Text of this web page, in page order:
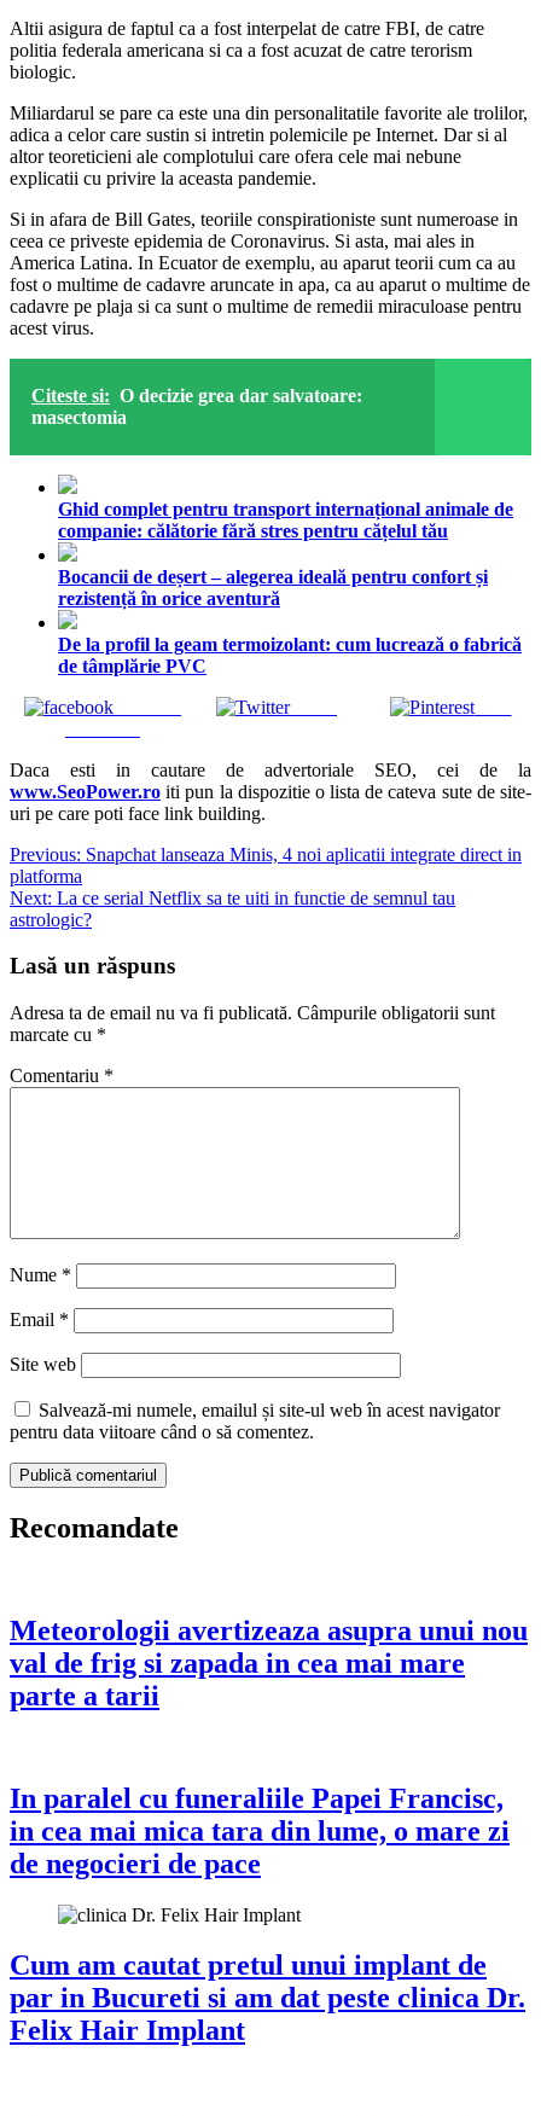
Altii asigura de faptul ca a fost interpelat de catre FBI, de catre
politia federala americana si ca a fost acuzat de catre terorism
biologic.
Miliardarul se pare ca este una din personalitatile favorite ale trolilor,
adica a celor care sustin si intretin polemicile pe Internet. Dar si al
altor teoreticieni ale complotului care ofera cele mai nebune
explicatii cu privire la aceasta pandemie.
Si in afara de Bill Gates, teoriile conspirationiste sunt numeroase in
ceea ce priveste epidemia de Coronavirus. Si asta, mai ales in
America Latina. In Ecuator de exemplu, au aparut teorii cum ca au
fost o multime de cadavre aruncate in apa, ca au aparut o multime de
cadavre pe plaja si ca sunt o multime de remedii miraculoase pentru
acest virus.
Citeste si: O decizie grea dar salvatoare:
masectomia
Ghid complet pentru transport internațional animale de
companie: călătorie fără stres pentru cățelul tău
Bocancii de deșert – alegerea ideală pentru confort și
rezistență în orice aventură
De la profil la geam termoizolant: cum lucrează o fabrică
de tâmplărie PVC
Tweet Save
Daca esti in cautare de advertoriale SEO, cei de la
www.SeoPower.ro iti pun la dispozitie o lista de cateva sute de site-
uri pe care poti face link building.
Navigare
în
articole
Previous: Snapchat lanseaza Minis, 4 noi aplicatii integrate direct in
platforma
Next: La ce serial Netflix sa te uiti in functie de semnul tau
astrologic?
Lasă un răspuns
Adresa ta de email nu va fi publicată. Câmpurile obligatorii sunt
marcate cu *
Comentariu *
Nume *
Email *
Site web
Salvează-mi numele, emailul și site-ul web în acest navigator
pentru data viitoare când o să comentez.
Recomandate
Meteorologii avertizeaza asupra unui nou
val de frig si zapada in cea mai mare
parte a tarii
In paralel cu funeraliile Papei Francisc,
in cea mai mica tara din lume, o mare zi
de negocieri de pace
Cum am cautat pretul unui implant de
par in Bucureti si am dat peste clinica Dr.
Felix Hair Implant